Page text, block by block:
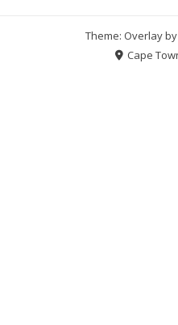
Theme: Overlay by
Cape